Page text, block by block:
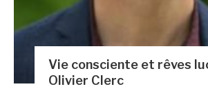
Vie consciente et rêves
Olivier Clerc